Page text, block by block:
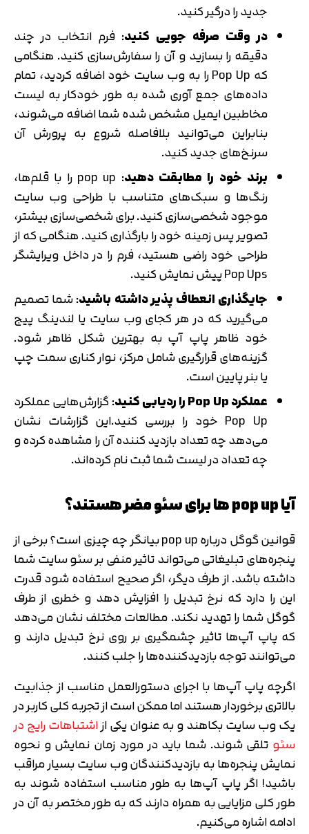
جدید را درگیر کنید.
در وقت صرفه جویی کنید: فرم انتخاب در چند
دقیقه را بسازید و آن را سفارش‌سازی کنید. هنگامی
که Pop Up را به وب سایت خود اضافه کردید، تمام
داده‌های جمع آوری شده به طور خودکار به لیست
مخاطبین ایمیل مشخص شده شما اضافه می‌شوند،
بنابراین می‌توانید بلافاصله شروع به پرورش آن
سرنخ‌های جدید کنید.
برند خود را مطابقت دهید
: pop up را با قلم‌ها،
رنگ‌ها و سبک‌های متناسب با طراحی وب سایت
موجود شخصی‌سازی کنید. برای شخصی‌سازی بیشتر،
تصویر پس زمینه خود را بارگذاری کنید. هنگامی که از
طراحی خود راضی هستید، فرم را در داخل ویرایشگر
Pop Ups پیش نمایش کنید.
جایگذاری انعطاف پذیر داشته باشید: شما تصمیم
می‌گیرید که در هر کجای وب سایت یا لندینگ پیج
خود ظاهر پاپ آپ به بهترین شکل ظاهر شود.
گزینه‌های قرارگیری شامل مرکز، نوار کناری سمت چپ
یا بنر پایین است.
عملکرد Pop Up را ردیابی کنید
: گزارش‌هایی عملکرد
Pop Up خود را بررسی کنید.این گزارشات نشان
می‌دهد چه تعداد بازدید کننده آن را مشاهده کرده و
چه تعداد در لیست شما ثبت نام کرده‌اند.
آیا pop up ها برای سئو مضر هستند؟
قوانین گوگل درباره pop up بیانگر چه چیزی است؟ برخی از
پنجره‌های تبلیغاتی می‌تواند تاثیر منفی بر سئو سایت شما
داشته باشد. از طرف دیگر، اگر صحیح استفاده شود قدرت
این را دارد که نرخ تبدیل را افزایش دهد و خطری از طرف
گوگل شما را تهدید نکند. مطالعات مختلف نشان می‌دهد
که پاپ آپ‌ها تاثیر چشمگیری بر روی نرخ تبدیل دارند و
می‌توانند توجه بازدیدکننده‌ها را جلب کنند.
اگرچه پاپ آپ‌ها با اجرای دستورالعمل مناسب از جذابیت
بالاتری برخوردار هستند اما ممکن است از تجربه کلی کاربر در
یک وب سایت بکاهند و به عنوان یکی ازاشتباهات رایج در
سئو تلقی شوند. شما باید در مورد زمان نمایش و نحوه
نمایش پنجره‌ها به بازدیدکنندگان وب سایت بسیار مراقب
باشید! اگر پاپ آپ‌ها به طور مناسب استفاده شوند به
طور کلی مزایایی به همراه دارند که به طور مختصر به آن در
ادامه اشاره می‌کنیم.